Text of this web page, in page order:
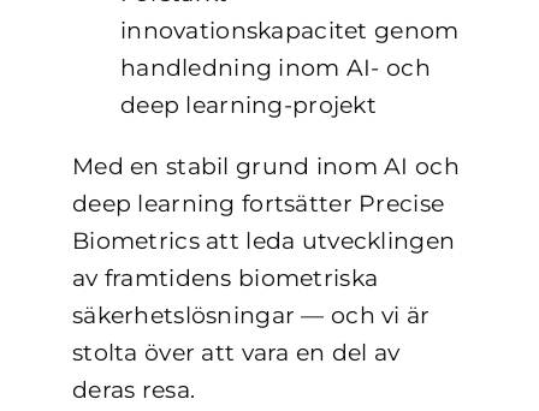
innovationskapacitet genom
handledning inom AI- och
deep learning-projekt
Med en stabil grund inom AI och
deep learning fortsätter Precise
Biometrics att leda utvecklingen
av framtidens biometriska
säkerhetslösningar — och vi är
stolta över att vara en del av
deras resa.